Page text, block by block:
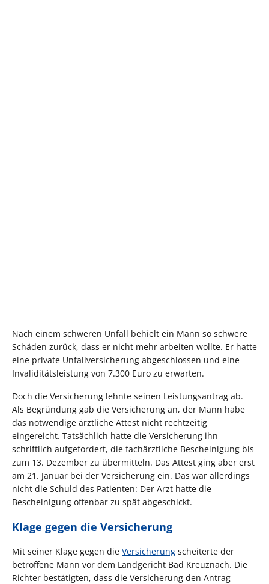
Nach einem schweren Unfall behielt ein Mann so schwere
Schäden zurück, dass er nicht mehr arbeiten wollte. Er hatte
eine private Unfallversicherung abgeschlossen und eine
Invaliditätsleistung von 7.300 Euro zu erwarten.
Doch die Versicherung lehnte seinen Leistungsantrag ab.
Als Begründung gab die Versicherung an, der Mann habe
das notwendige ärztliche Attest nicht rechtzeitig
eingereicht. Tatsächlich hatte die Versicherung ihn
schriftlich aufgefordert, die fachärztliche Bescheinigung bis
zum 13. Dezember zu übermitteln. Das Attest ging aber erst
am 21. Januar bei der Versicherung ein. Das war allerdings
nicht die Schuld des Patienten: Der Arzt hatte die
Bescheinigung offenbar zu spät abgeschickt.
Klage gegen die Versicherung
Mit seiner Klage gegen die Versicherung scheiterte der
betroffene Mann vor dem Landgericht Bad Kreuznach. Die
Richter bestätigten, dass die Versicherung den Antrag